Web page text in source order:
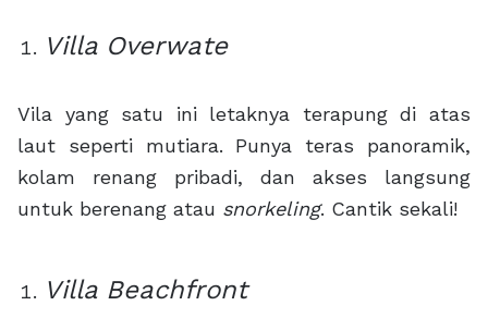
Villa Overwate
Vila yang satu ini letaknya terapung di atas
laut seperti mutiara. Punya teras panoramik,
kolam renang pribadi, dan akses langsung
untuk berenang atau snorkeling. Cantik sekali!
Villa Beachfront